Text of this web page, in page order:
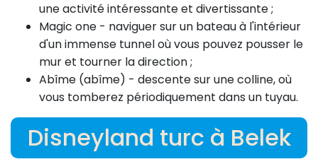
une activité intéressante et divertissante ;
Magic one - naviguer sur un bateau à l'intérieur
d'un immense tunnel où vous pouvez pousser le
mur et tourner la direction ;
Abîme (abîme) - descente sur une colline, où
vous tomberez périodiquement dans un tuyau.
Disneyland turc à Belek